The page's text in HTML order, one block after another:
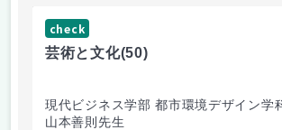
check
芸術と文化(50)
現代ビジネス学部 都市環境デザイン学
山本善則先生